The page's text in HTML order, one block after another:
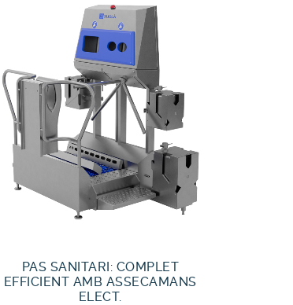
PAS SANITARI: COMPLET
EFFICIENT AMB ASSECAMANS
ELECT.